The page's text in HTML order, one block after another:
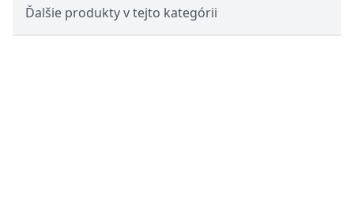
Ďalšie produkty v tejto kategórii